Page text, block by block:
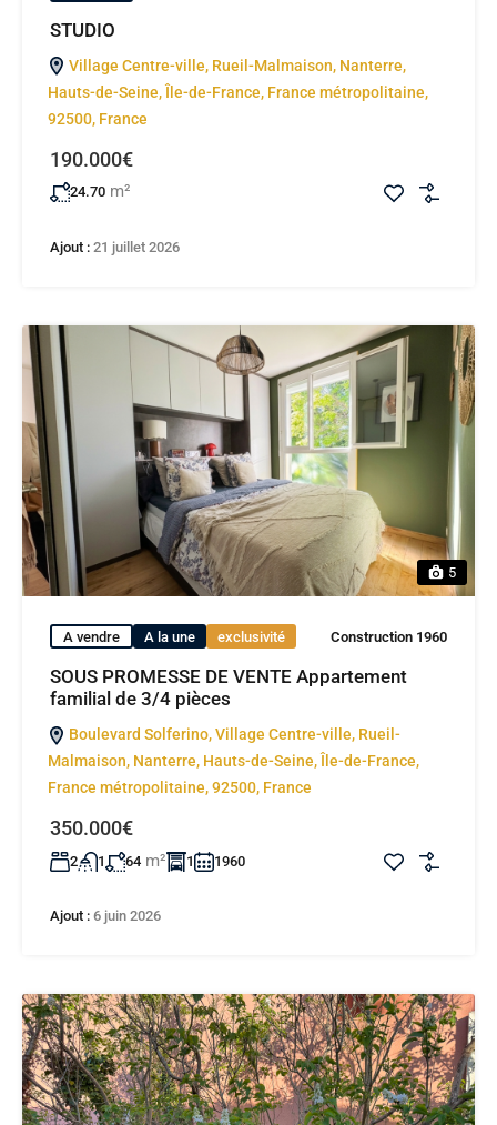
STUDIO
Village Centre-ville, Rueil-Malmaison, Nanterre,
Hauts-de-Seine, Île-de-France, France métropolitaine,
92500, France
190.000€
24.70 m²
Ajout : 21 juillet 2026
5
A vendre A la une exclusivité Construction 1960
SOUS PROMESSE DE VENTE Appartement
familial de 3/4 pièces
Boulevard Solferino, Village Centre-ville, Rueil-
Malmaison, Nanterre, Hauts-de-Seine, Île-de-France,
France métropolitaine, 92500, France
350.000€
2 1 64 m² 1 1960
Ajout : 6 juin 2026